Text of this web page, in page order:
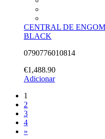
CENTRAL DE
BLACK
0790776010814
€1,488.90
Adicionar
1
2
3
4
»